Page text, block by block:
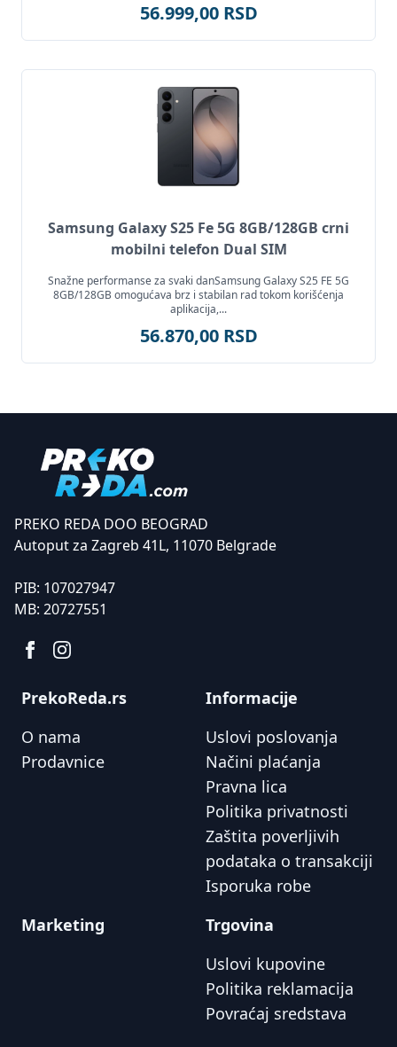
56.999,00 RSD
Samsung Galaxy S25 Fe 5G 8GB/128GB crni
mobilni telefon Dual SIM
Snažne performanse za svaki danSamsung Galaxy S25 FE 5G
8GB/128GB omogućava brz i stabilan rad tokom korišćenja
aplikacija,...
56.870,00 RSD
PREKO REDA DOO BEOGRAD
Autoput za Zagreb 41L, 11070 Belgrade
PIB: 107027947
MB: 20727551
PrekoReda.rs
O nama
Prodavnice
Informacije
Uslovi poslovanja
Načini plaćanja
Pravna lica
Politika privatnosti
Zaštita poverljivih
podataka o transakciji
Isporuka robe
Marketing
Trgovina
Uslovi kupovine
Politika reklamacija
Povraćaj sredstava